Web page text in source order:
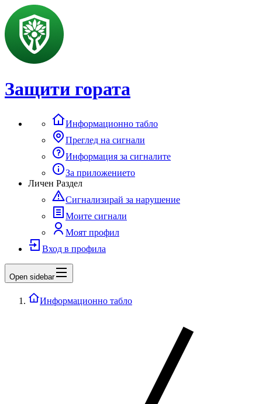
Защити гората
Информационно табло
Преглед на сигнали
Информация за сигналите
За приложението
Личен Раздел
Сигнализирай за нарушение
Моите сигнали
Моят профил
Вход в профила
Open sidebar
Информационно табло